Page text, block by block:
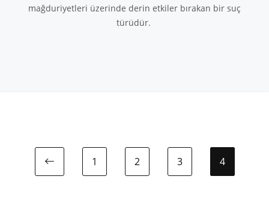
mağduriyetleri üzerinde derin etkiler bırakan bir suç
türüdür.
Previous page
1 2 3 4